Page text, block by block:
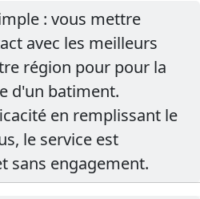
: vous mettre
avec les meilleurs
région pour pour la
d'un batiment.
en remplissant le
le service est
sans engagement.